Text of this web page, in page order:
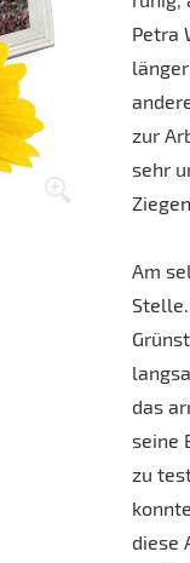
Petra
zur
sehr
Am
das
seine
zu
diese